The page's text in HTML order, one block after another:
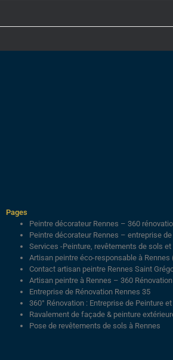
Pages
Peintre décorateur Rennes – 360
Peintre décorateur Rennes – entreprise
Services -Peinture, revêtements de sols
Artisan peintre éco-responsable à Rennes
Contact artisan peintre Rennes Saint
Artisan peintre à Rennes – 360
Entreprise de Rénovation Rennes 35
360° Rénovation : Entreprise de Peinture
Ravalement de façade & peinture
Pose de revêtements de sols à Rennes